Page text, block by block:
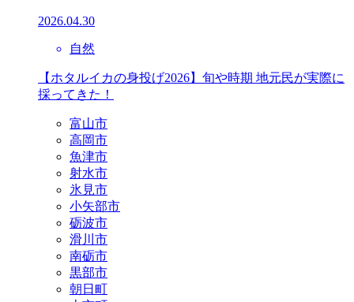
2026.04.30
自然
【ホタルイカの身投げ2026】旬や時期 地元民が実際に
採ってきた！
富山市
高岡市
魚津市
射水市
氷見市
小矢部市
砺波市
滑川市
南砺市
黒部市
朝日町